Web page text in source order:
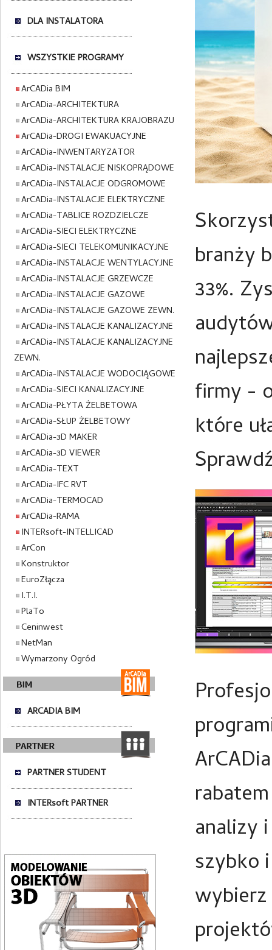
DLA INSTALATORA
WSZYSTKIE PROGRAMY
ArCADia BIM
ArCADia-ARCHITEKTURA
ArCADia-ARCHITEKTURA KRAJOBRAZU
ArCADia-DROGI EWAKUACYJNE
ArCADia-INWENTARYZATOR
ArCADia-INSTALACJE NISKOPRĄDOWE
ArCADia-INSTALACJE ODGROMOWE
ArCADia-INSTALACJE ELEKTRYCZNE
ArCADia-TABLICE ROZDZIELCZE
ArCADia-SIECI ELEKTRYCZNE
ArCADia-SIECI TELEKOMUNIKACYJNE
ArCADia-INSTALACJE WENTYLACYJNE
ArCADia-INSTALACJE GRZEWCZE
ArCADia-INSTALACJE GAZOWE
ArCADia-INSTALACJE GAZOWE ZEWN.
ArCADia-INSTALACJE KANALIZACYJNE
ArCADia-INSTALACJE KANALIZACYJNE
ZEWN.
ArCADia-INSTALACJE WODOCIĄGOWE
ArCADia-SIECI KANALIZACYJNE
ArCADia-PŁYTA ŻELBETOWA
ArCADia-SŁUP ŻELBETOWY
ArCADia-3D MAKER
ArCADia-3D VIEWER
ArCADia-TEXT
ArCADia-IFC RVT
ArCADia-TERMOCAD
ArCADia-RAMA
INTERsoft-INTELLICAD
ArCon
Konstruktor
EuroZłącza
I.T.I.
PlaTo
Ceninwest
NetMan
Wymarzony Ogród
ARCADIA BIM
PARTNER STUDENT
INTERsoft PARTNER
branży
33%.
firmy -
które
analizy
szybko